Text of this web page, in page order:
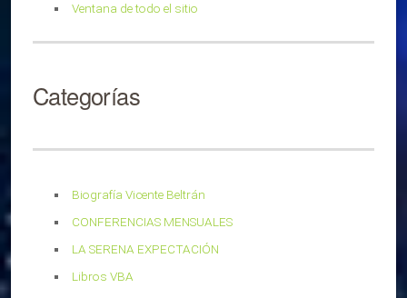
Ventana de todo el sitio
Categorías
Biografía Vicente Beltrán
CONFERENCIAS MENSUALES
LA SERENA EXPECTACIÓN
Libros VBA